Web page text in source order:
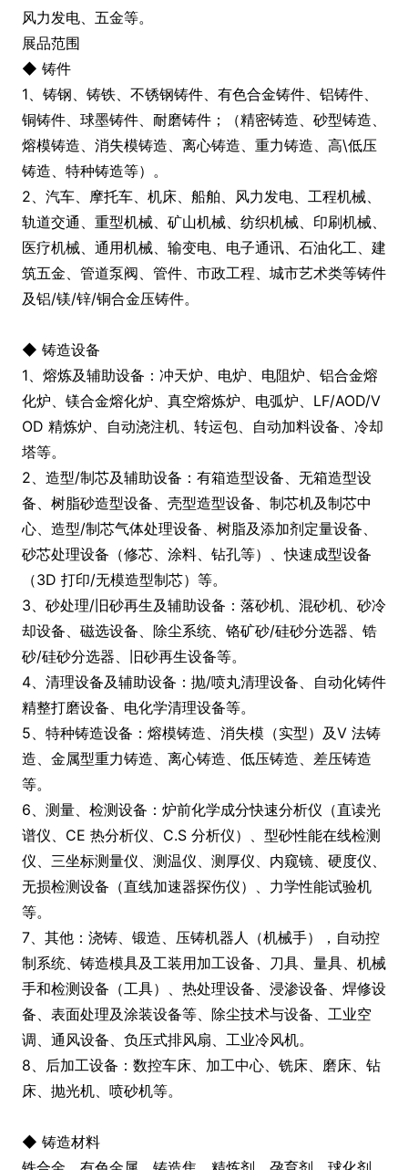
风力发电、五金等。
展品范围
◆ 铸件
1、铸钢、铸铁、不锈钢铸件、有色合金铸件、铝铸件、
铜铸件、球墨铸件、耐磨铸件；（精密铸造、砂型铸造、
熔模铸造、消失模铸造、离心铸造、重力铸造、高\低压
铸造、特种铸造等）。
2、汽车、摩托车、机床、船舶、风力发电、工程机械、
轨道交通、重型机械、矿山机械、纺织机械、印刷机械、
医疗机械、通用机械、输变电、电子通讯、石油化工、建
筑五金、管道泵阀、管件、市政工程、城市艺术类等铸件
及铝/镁/锌/铜合金压铸件。
◆ 铸造设备
1、熔炼及辅助设备：冲天炉、电炉、电阻炉、铝合金熔
化炉、镁合金熔化炉、真空熔炼炉、电弧炉、LF/AOD/V
OD 精炼炉、自动浇注机、转运包、自动加料设备、冷却
塔等。
2、造型/制芯及辅助设备：有箱造型设备、无箱造型设
备、树脂砂造型设备、壳型造型设备、制芯机及制芯中
心、造型/制芯气体处理设备、树脂及添加剂定量设备、
砂芯处理设备（修芯、涂料、钻孔等）、快速成型设备
（3D 打印/无模造型制芯）等。
3、砂处理/旧砂再生及辅助设备：落砂机、混砂机、砂冷
却设备、磁选设备、除尘系统、铬矿砂/硅砂分选器、锆
砂/硅砂分选器、旧砂再生设备等。
4、清理设备及辅助设备：抛/喷丸清理设备、自动化铸件
精整打磨设备、电化学清理设备等。
5、特种铸造设备：熔模铸造、消失模（实型）及V 法铸
造、金属型重力铸造、离心铸造、低压铸造、差压铸造
等。
6、测量、检测设备：炉前化学成分快速分析仪（直读光
谱仪、CE 热分析仪、C.S 分析仪）、型砂性能在线检测
仪、三坐标测量仪、测温仪、测厚仪、内窥镜、硬度仪、
无损检测设备（直线加速器探伤仪）、力学性能试验机
等。
7、其他：浇铸、锻造、压铸机器人（机械手），自动控
制系统、铸造模具及工装用加工设备、刀具、量具、机械
手和检测设备（工具）、热处理设备、浸渗设备、焊修设
备、表面处理及涂装设备等、除尘技术与设备、工业空
调、通风设备、负压式排风扇、工业冷风机。
8、后加工设备：数控车床、加工中心、铣床、磨床、钻
床、抛光机、喷砂机等。
◆ 铸造材料